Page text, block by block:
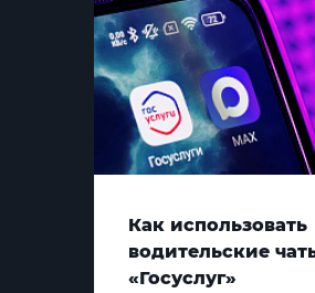
Как использовать
водительские
«Госуслуг»